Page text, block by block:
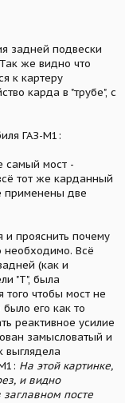
задней подвески
же видно что
к картеру
карда в "трубе", с
ГАЗ-М1:
самый мост -
тот же карданный
применены две
и прояснить почему
необходимо. Всё
(как и
"Т", была
чтобы мост не
его как то
реактивное усилие
замысловатый и
выглядела
На этой картинке,
и видно
заглавном посте